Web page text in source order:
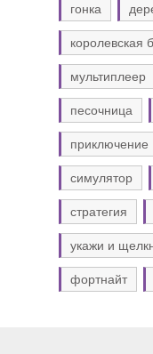
гонка
королевская
мультиплеер
песочница
приключение
симулятор
стратегия
укажи и
фортнайт